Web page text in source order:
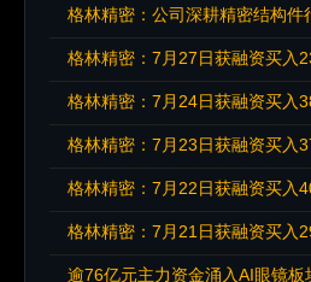
格林精密：公司深耕精密结构件
格林精密：7月27日获融资买入
格林精密：7月24日获融资买入
格林精密：7月23日获融资买入
格林精密：7月22日获融资买入
格林精密：7月21日获融资买入
逾76亿元主力资金涌入AI眼镜